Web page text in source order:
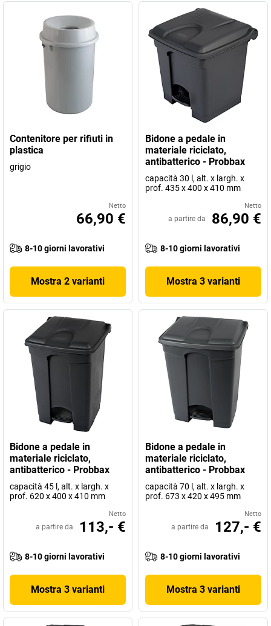
Contenitore per rifiuti in
plastica
grigio
Netto
66,90 €
8-10 giorni lavorativi
Mostra 2 varianti
Bidone a pedale in
materiale riciclato,
antibatterico - Probbax
capacità 30 l, alt. x largh. x
prof. 435 x 400 x 410 mm
Netto
a partire da 86,90 €
8-10 giorni lavorativi
Mostra 3 varianti
Bidone a pedale in
materiale riciclato,
antibatterico - Probbax
capacità 45 l, alt. x largh. x
prof. 620 x 400 x 410 mm
Netto
a partire da 113,- €
8-10 giorni lavorativi
Mostra 3 varianti
Bidone a pedale in
materiale riciclato,
antibatterico - Probbax
capacità 70 l, alt. x largh. x
prof. 673 x 420 x 495 mm
Netto
a partire da 127,- €
8-10 giorni lavorativi
Mostra 3 varianti